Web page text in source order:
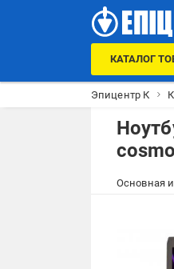
КАТАЛОГ
Эпицентр К
Основная